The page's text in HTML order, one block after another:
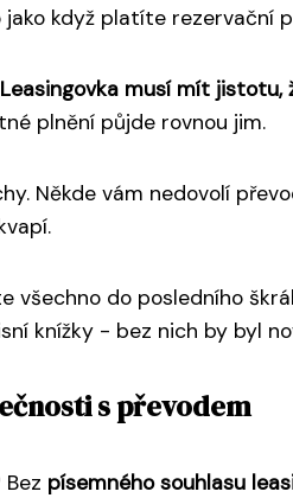
jako když platíte
Leasingovka musí mít jistotu,
plnění půjde rovnou jim.
Někde vám nedovolí
všechno do posledního
knížky - bez nich by byl
s převodem
písemného souhlasu